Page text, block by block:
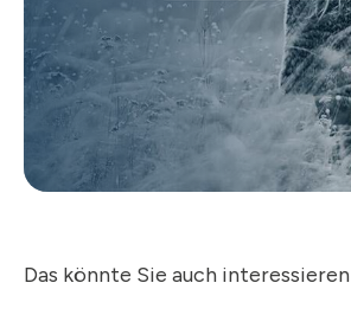
Das könnte Sie auch interessieren